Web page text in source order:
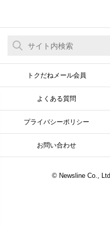
トクだねメール会員
よくある質問
プライバシーポリシー
お問い合わせ
© Newsline Co.,